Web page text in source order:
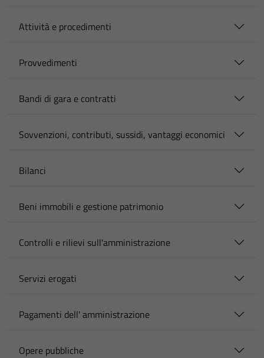
Attività e procedimenti
Provvedimenti
Bandi di gara e contratti
Sovvenzioni, contributi, sussidi, vantaggi economici
Bilanci
Beni immobili e gestione patrimonio
Controlli e rilievi sull'amministrazione
Servizi erogati
Pagamenti dell' amministrazione
Opere pubbliche